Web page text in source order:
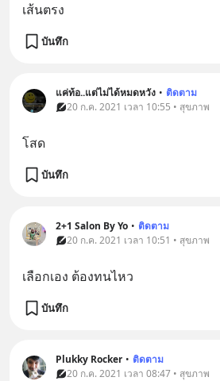
เส้นตรง
บันทึก
แค่ท้อ..แต่ไม่ได้หมดหวัง • ติดตาม
20 ก.ค. 2021 เวลา 10:55 • สุขภาพ
โสด
บันทึก
2+1 Salon By Yo • ติดตาม
20 ก.ค. 2021 เวลา 10:51 • สุขภาพ
เลือกเอง ต้องทนไหว
บันทึก
Plukky Rocker • ติดตาม
20 ก.ค. 2021 เวลา 08:47 • สุขภาพ